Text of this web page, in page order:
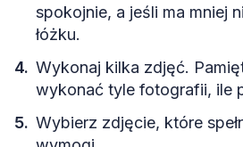
spokojnie, a jeśli ma mniej
łóżku.
Wykonaj kilka zdjęć.
wykonać tyle fotografii, ile
Wybierz zdjęcie, które